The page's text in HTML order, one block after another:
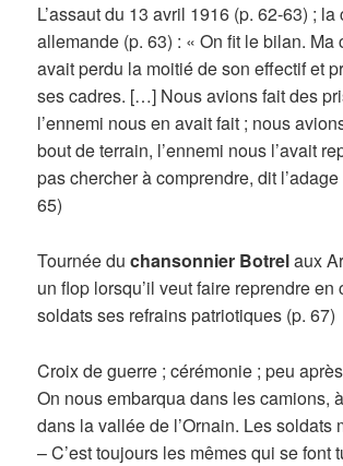
L’assaut du 13 avril 1916 (p. 62-63) ;
allemande (p. 63) : « On fit le bilan. Ma
avait perdu la moitié de son effectif et
ses cadres. […] Nous avions fait des
l’ennemi nous en avait fait ; nous
bout de terrain, l’ennemi nous l’avait
pas chercher à comprendre, dit
65)
Tournée duchansonnier Botrelaux
un flop lorsqu’il veut faire reprendre en
soldats ses refrains patriotiques (p. 67)
Croix de guerre ; cérémonie ; peu
On nous embarqua dans les camions,
dans la vallée de l’Ornain. Les soldats
– C’est toujours les mêmes qui se font